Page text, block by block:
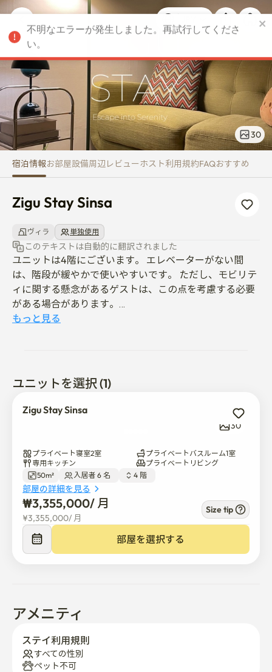
Zigu Stay Sinsa
30
宿泊情報お部屋設備周辺 レビューホスト利用規約FAQおすすめ
Zigu Stay Sinsa
ヴィラ 単独使用
このテキストは自動的に翻訳されました
ユニットは4階にございます。 エレベーターがない間
は、階段が緩やかで使いやすいです。 ただし、モビリテ
ィに関する懸念があるゲストは、この点を考慮する必要
がある場合があります。
私たちは、清潔で平和な環境で快適でリラックスした滞
新沙駅から徒歩5分のところにあり、静かな住宅街に住
みながら快適な夜を過ごすことができます。
病院、コンビニ、ガソリンスタンド、地元のレストラ
ど、必要なものに囲まれています。
江南、狎鴎亭、明洞、梨泰院、ソウル駅、鍾路、聖水な
ど、ソウル全域で簡単に接続できる複数のバス停があり
ます。
仁川空港から空港バス6009を経由して直接アクセスし、
敷地からわずか4分で停車します。
もっと見る
ユニットを選択 (1)
Zigu Stay Sinsa
30
プライベート寝室2室
プライベートバスルーム1室
専用キッチン
プライベートリビング
50m²
入居者 6 名 4 階
部屋の詳細を見る
₩3,355,000/ 月
¥3,355,000/ 月
Size tip
部屋を選択する
アメニティ
ステイ利用規則
すべての性別
ペット不可
不明なエラーが発生しました。再試行してくださ
い。